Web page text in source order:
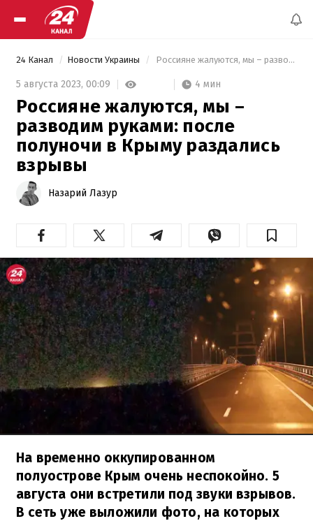
24 Канал Новости Украины Россияне жалуются, мы – разводим руками: после полуночи в Крыму раздались взрывы
5 августа 2023, 00:09 4 мин
Россияне жалуются, мы –
разводим руками: после
полуночи в Крыму раздались
взрывы
Назарий Лазур
На временно оккупированном
полуострове Крым очень неспокойно. 5
августа они встретили под звуки взрывов.
В сеть уже выложили фото, на которых